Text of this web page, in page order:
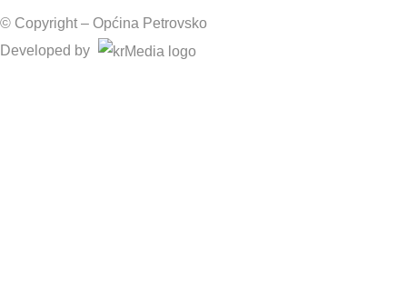
© Copyright – Općina Petrovsko
Developed by